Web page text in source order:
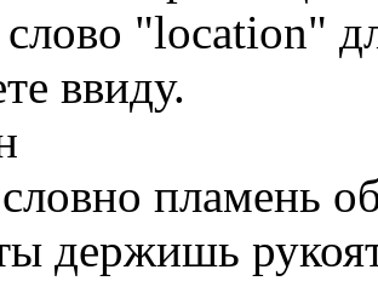
"location"
ввиду.
пламень
держишь